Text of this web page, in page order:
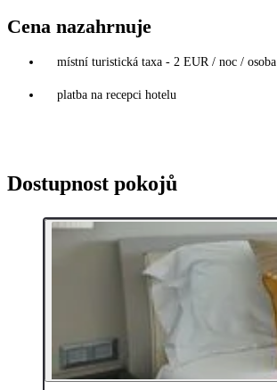
Cena nazahrnuje
místní turistická taxa - 2 EUR / noc / osoba
platba na recepci hotelu
Dostupnost pokojů